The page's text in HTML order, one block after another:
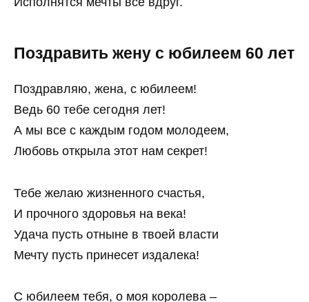
Поздравить жену с юбилеем 60 лет
Поздравляю, жена, с юбилеем!
Ведь 60 тебе сегодня лет!
А мы все с каждым годом молодеем,
Любовь открыла этот нам секрет!
Тебе желаю жизненного счастья,
И прочного здоровья на века!
Удача пусть отныне в твоей власти
Мечту пусть принесет издалека!
С юбилеем тебя, о моя королева –